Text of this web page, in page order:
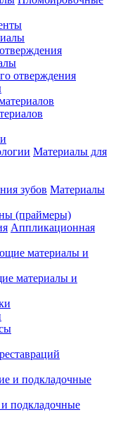
отверждения
Материалы для
Материалы
(праймеры)
Аппликационная
материалы и
подкладочные